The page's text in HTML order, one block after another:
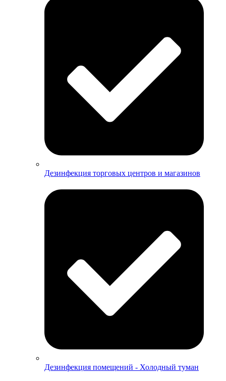
Дезинфекция торговых центров и магазинов
Дезинфекция помещений - Холодный туман